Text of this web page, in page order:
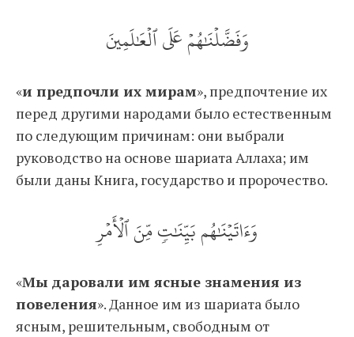
وَفَضَّلۡنَٰهُمۡ عَلَى ٱلۡعَٰلَمِينَ
«и предпочли их мирам», предпочтение их
перед другими народами было естественным
по следующим причинам: они выбрали
руководство на основе шариата Аллаха; им
были даны Книга, государство и пророчество.
وَءَاتَيۡنَٰهُم بَيِّنَٰتٖ مِّنَ ٱلۡأَمۡرِ
«Мы даровали им ясные знамения из
повеления». Данное им из шариата было
ясным, решительным, свободным от